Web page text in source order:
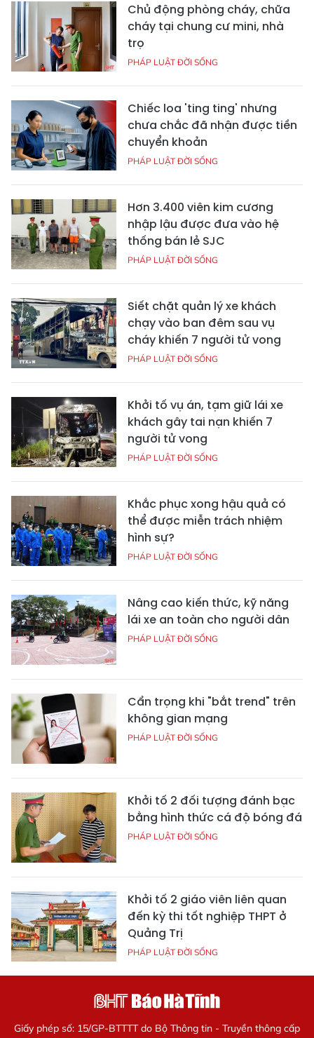
Chủ động phòng cháy, chữa
cháy tại chung cư mini, nhà
trọ
PHÁP LUẬT ĐỜI SỐNG
Chiếc loa 'ting ting' nhưng
chưa chắc đã nhận được tiền
chuyển khoản
PHÁP LUẬT ĐỜI SỐNG
Hơn 3.400 viên kim cương
nhập lậu được đưa vào hệ
thống bán lẻ SJC
PHÁP LUẬT ĐỜI SỐNG
Siết chặt quản lý xe khách
chạy vào ban đêm sau vụ
cháy khiến 7 người tử vong
PHÁP LUẬT ĐỜI SỐNG
Khởi tố vụ án, tạm giữ lái xe
khách gây tai nạn khiến 7
người tử vong
PHÁP LUẬT ĐỜI SỐNG
Khắc phục xong hậu quả có
thể được miễn trách nhiệm
hình sự?
PHÁP LUẬT ĐỜI SỐNG
Nâng cao kiến thức, kỹ năng
lái xe an toàn cho người dân
PHÁP LUẬT ĐỜI SỐNG
Cẩn trọng khi "bắt trend" trên
không gian mạng
PHÁP LUẬT ĐỜI SỐNG
Khởi tố 2 đối tượng đánh bạc
bằng hình thức cá độ bóng đá
PHÁP LUẬT ĐỜI SỐNG
Khởi tố 2 giáo viên liên quan
đến kỳ thi tốt nghiệp THPT ở
Quảng Trị
PHÁP LUẬT ĐỜI SỐNG
Giấy phép số: 15/GP-BTTTT do Bộ Thông tin - Truyền thông cấp